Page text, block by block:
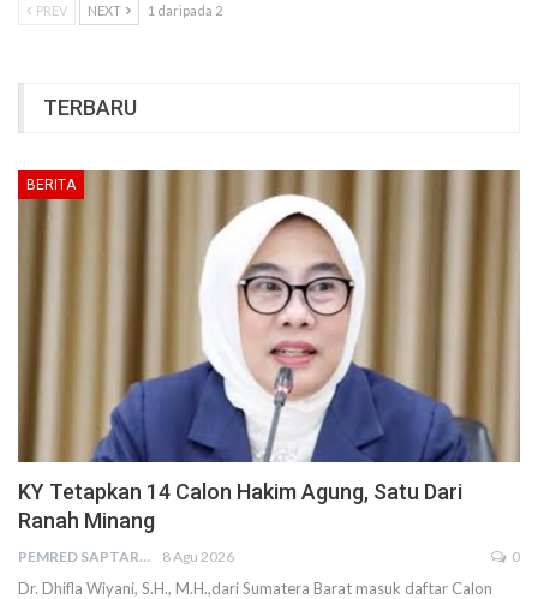
PREV NEXT 1 daripada 2
TERBARU
BERITA
KY Tetapkan 14 Calon Hakim Agung, Satu Dari
Ranah Minang
PEMRED SAPTARIUS 8 Agu 2026 0
Dr. Dhifla Wiyani, S.H., M.H.,dari Sumatera Barat masuk daftar Calon